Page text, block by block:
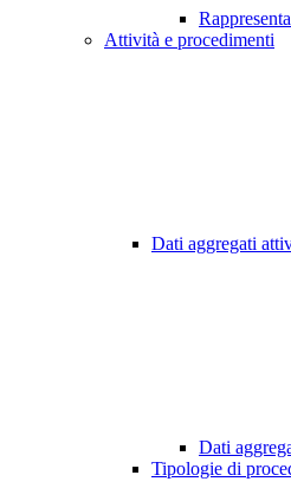
Attività e procedimenti
Dati aggregati
Dati
Tipologie di